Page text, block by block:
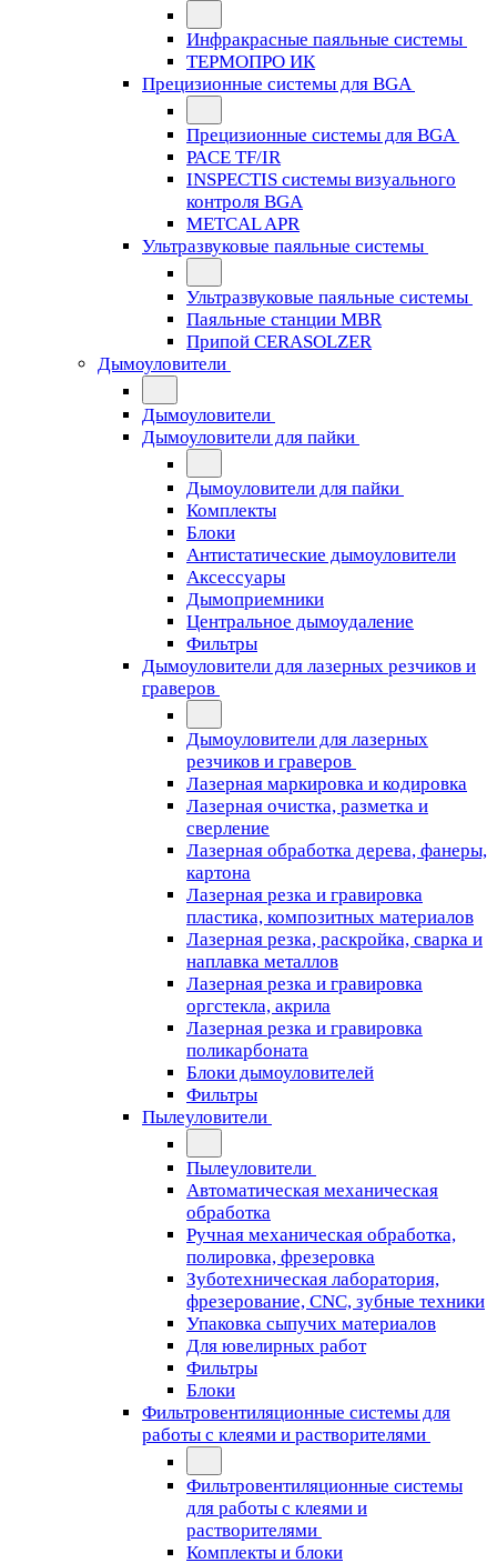
Инфракрасные паяльные системы
ТЕРМОПРО ИК
Прецизионные системы для BGA
Прецизионные системы для BGA
PACE TF/IR
INSPECTIS системы визуального
контроля BGA
METCAL APR
Ультразвуковые паяльные системы
Ультразвуковые паяльные системы
Паяльные станции MBR
Припой CERASOLZER
Дымоуловители
Дымоуловители
Дымоуловители для пайки
Дымоуловители для пайки
Комплекты
Блоки
Антистатические дымоуловители
Аксессуары
Дымоприемники
Центральное дымоудаление
Фильтры
Дымоуловители для лазерных резчиков и
граверов
Дымоуловители для лазерных
резчиков и граверов
Лазерная маркировка и кодировка
Лазерная очистка, разметка и
сверление
Лазерная обработка дерева, фанеры,
картона
Лазерная резка и гравировка
пластика, композитных материалов
Лазерная резка, раскройка, сварка и
наплавка металлов
Лазерная резка и гравировка
оргстекла, акрила
Лазерная резка и гравировка
поликарбоната
Блоки дымоуловителей
Фильтры
Пылеуловители
Пылеуловители
Автоматическая механическая
обработка
Ручная механическая обработка,
полировка, фрезеровка
Зуботехническая лаборатория,
фрезерование, CNC, зубные техники
Упаковка сыпучих материалов
Для ювелирных работ
Фильтры
Блоки
Фильтровентиляционные системы для
работы с клеями и растворителями
Фильтровентиляционные системы
для работы с клеями и
растворителями
Комплекты и блоки